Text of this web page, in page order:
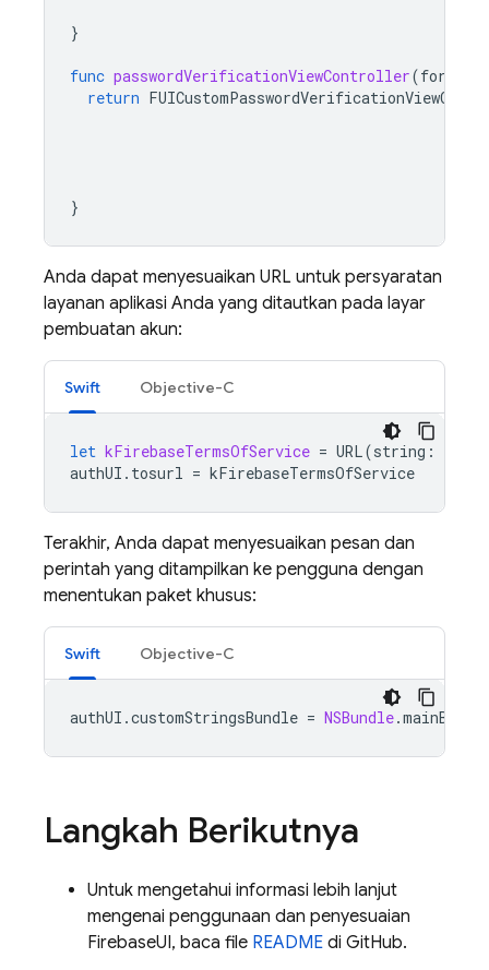
}
func passwordVerificationViewController(
return
}
Anda dapat menyesuaikan URL untuk persyaratan
layanan aplikasi Anda yang ditautkan pada layar
pembuatan akun:
Swift Objective-C
let kFirebaseTermsOfService = URL(string :
authUI . tosurl = kFirebaseTermsOfService
Terakhir, Anda dapat menyesuaikan pesan dan
perintah yang ditampilkan ke pengguna dengan
menentukan paket khusus:
Swift Objective-C
authUI .customStringsBundle = NSBundle.
Langkah Berikutnya
Untuk mengetahui informasi lebih lanjut
mengenai penggunaan dan penyesuaian
FirebaseUI, baca file README di GitHub.